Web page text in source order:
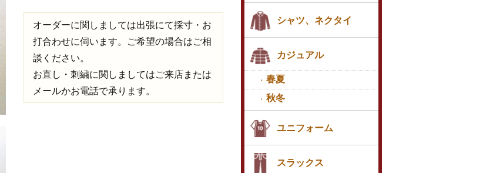
オーダーに関しましては出張にて採寸・お
打合わせに伺います。ご希望の場合はご相
談ください。
お直し・刺繍に関しましてはご来店または
メールかお電話で承ります。
シャツ、ネクタイ
カジュアル
春夏
秋冬
ユニフォーム
スラックス